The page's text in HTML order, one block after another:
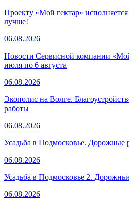
Проекту «Мой гектар»
лучше!
06.08.2026
Новости Сервисной компании «Мой
июля по 6 августа
06.08.2026
Экополис на Волге.
работы
06.08.2026
Усадьба в Подмосковье. Дорожные
06.08.2026
Усадьба в Подмосковье 2.
06.08.2026